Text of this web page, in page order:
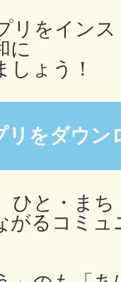
リをイン
に
しょう！
リをダウン
ひと・ま
がるコミュ
秋葉原
日置
高知市